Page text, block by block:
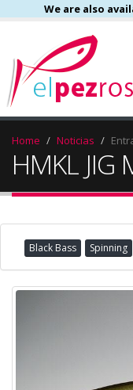
We are also
Home Noticias
HMKL JIG
Black Bass Spinning